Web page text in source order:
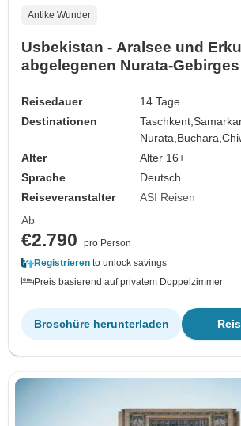
Antike Wunder
Usbekistan - Aralsee und
abgelegenen Nurata-Gebirges
Reisedauer
14 Tage
Destinationen
Taschkent,
Nurata, Buchara,
Alter
Alter 16+
Sprache
Deutsch
Reiseveranstalter
ASI Reisen
Ab
€2.790
pro Person
Registrieren to unlock savings
Preis basierend auf privatem Doppelzimmer
Broschüre herunterladen